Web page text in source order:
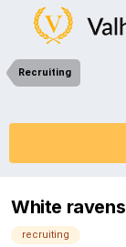
Recruiting
White ravens
recruiting